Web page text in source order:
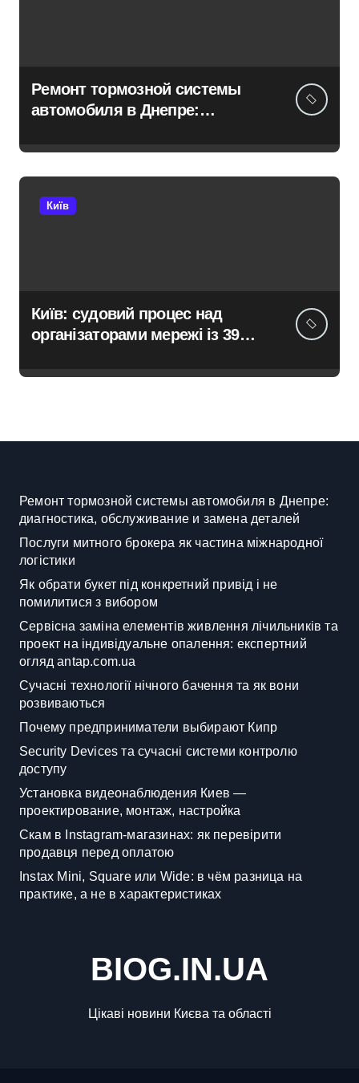
Ремонт тормозной системы
автомобиля в Днепре:
замена деталей
Київ
Київ: судовий процес над
організаторами мережі із 39
Ремонт тормозной системы автомобиля в Днепре:
диагностика, обслуживание и замена деталей
Послуги митного брокера як частина міжнародної
логістики
Як обрати букет під конкретний привід і не
помилитися з вибором
Сервісна заміна елементів живлення лічильників та
проект на індивідуальне опалення: експертний
огляд antap.com.ua
Сучасні технології нічного бачення та як вони
розвиваються
Почему предприниматели выбирают Кипр
Security Devices та сучасні системи контролю
доступу
Установка видеонаблюдения Киев —
проектирование, монтаж, настройка
Скам в Instagram-магазинах: як перевірити
продавця перед оплатою
Instax Mini, Square или Wide: в чём разница на
практике, а не в характеристиках
BIOG.IN.UA
Цікаві новини Києва та області